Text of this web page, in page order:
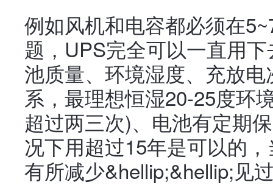
例如风机和电容都必须在
题，UPS完全可以一直用
池质量、环境湿度、充放
系，最理想恒湿20-25度环
超过两三次)、电池有定期
况下用超过15年是可以的
有所减少&hellip;&hellip;见